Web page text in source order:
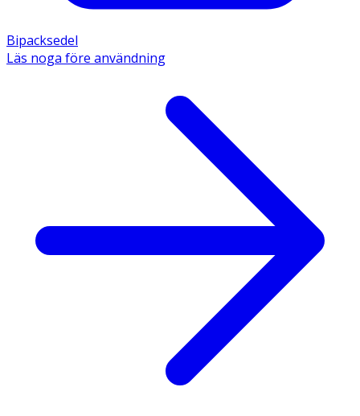
Bipacksedel
Läs noga före användning